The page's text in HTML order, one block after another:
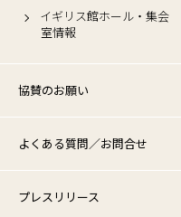
イギリス館ホール・集会
室情報
協賛のお願い
よくある質問／お問合せ
プレスリリース